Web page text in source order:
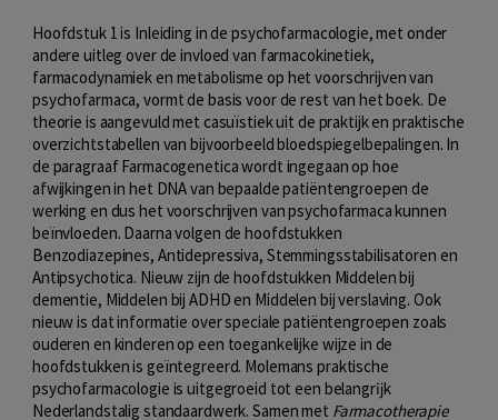
Hoofdstuk 1 is Inleiding in de psychofarmacologie, met onder
andere uitleg over de invloed van farmacokinetiek,
farmacodynamiek en metabolisme op het voorschrijven van
psychofarmaca, vormt de basis voor de rest van het boek. De
theorie is aangevuld met casuïstiek uit de praktijk en praktische
overzichtstabellen van bijvoorbeeld bloedspiegelbepalingen. In
de paragraaf Farmacogenetica wordt ingegaan op hoe
afwijkingen in het DNA van bepaalde patiëntengroepen de
werking en dus het voorschrijven van psychofarmaca kunnen
beïnvloeden. Daarna volgen de hoofdstukken
Benzodiazepines, Antidepressiva, Stemmingsstabilisatoren en
Antipsychotica. Nieuw zijn de hoofdstukken Middelen bij
dementie, Middelen bij ADHD en Middelen bij verslaving. Ook
nieuw is dat informatie over speciale patiëntengroepen zoals
ouderen en kinderen op een toegankelijke wijze in de
hoofdstukken is geïntegreerd. Molemans praktische
psychofarmacologie is uitgegroeid tot een belangrĳk
Nederlandstalig standaardwerk. Samen met Farmacotherapie